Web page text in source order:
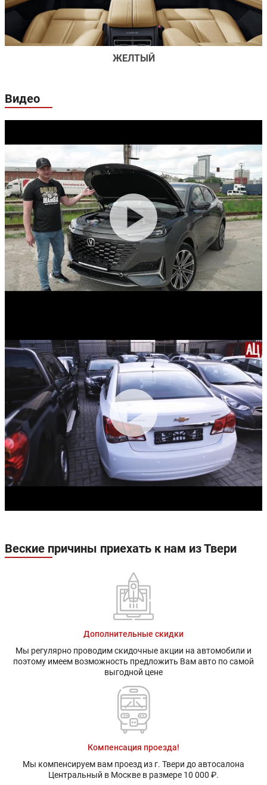
ЖЕЛТЫЙ
Видео
Веские причины приехать к нам из Твери
Дополнительные скидки
Мы регулярно проводим скидочные акции на автомобили и
поэтому имеем возможность предложить Вам авто по самой
выгодной цене
Компенсация проезда!
Мы компенсируем вам проезд из г. Твери до автосалона
Центральный в Москве в размере 10 000 ₽.